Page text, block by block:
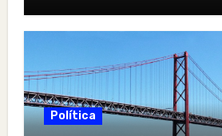
Política